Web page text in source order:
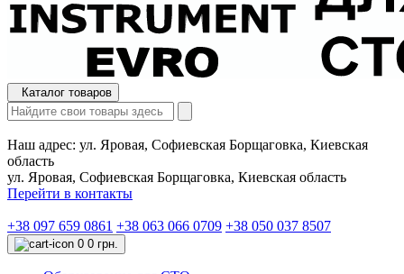
Каталог товаров
Наш адрес: ул. Яровая, Софиевская Борщаговка, Киевская
область
ул. Яровая, Софиевская Борщаговка, Киевская область
Перейти в контакты
+38 097 659 0861 +38 063 066 0709 +38 050 037 8507
0 0 грн.